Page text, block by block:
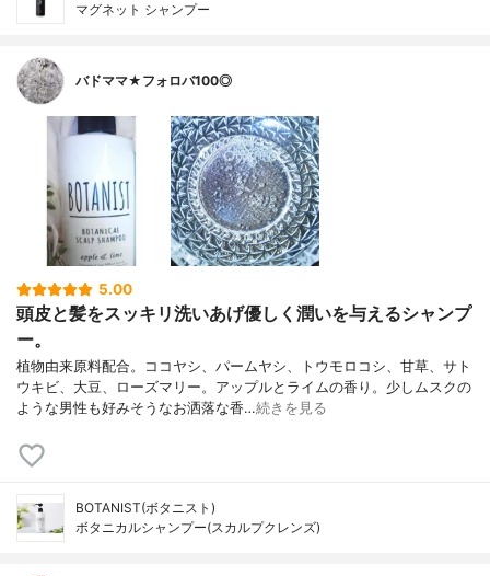
マグネット シャンプー
バドママ★フォロバ100◎
5.00
頭皮と髪をスッキリ洗いあげ優しく潤いを与えるシャンプ
ー。
植物由来原料配合。ココヤシ、パームヤシ、トウモロコシ、甘草、サト
ウキビ、大豆、ローズマリー。アップルとライムの香り。少しムスクの
ような男性も好みそうなお洒落な香…続きを見る
BOTANIST(ボタニスト)
ボタニカルシャンプー(スカルプクレンズ)